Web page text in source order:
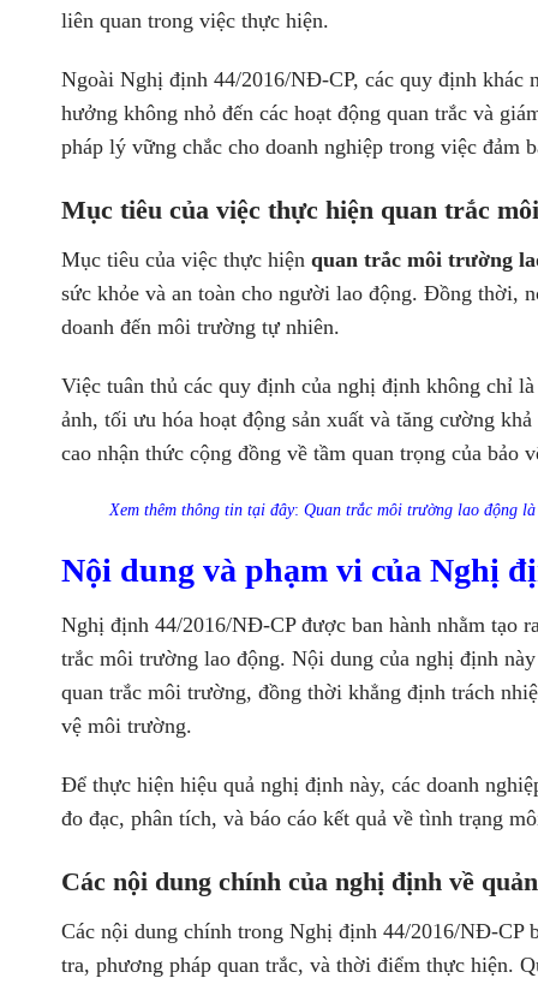
liên quan trong việc thực hiện.
Ngoài Nghị định 44/2016/NĐ-CP, các quy định khác
hưởng không nhỏ đến các hoạt động quan trắc và
pháp lý vững chắc cho doanh nghiệp trong việc đảm
Mục tiêu của việc thực hiện quan trắc
Mục tiêu của việc thực hiện quan trắc môi trường
sức khỏe và an toàn cho người lao động. Đồng thời,
doanh đến môi trường tự nhiên.
Việc tuân thủ các quy định của nghị định không chỉ
ảnh, tối ưu hóa hoạt động sản xuất và tăng cường
cao nhận thức cộng đồng về tầm quan trọng của bảo
Xem thêm thông tin tại đây: Quan trắc môi trường lao động
Nội dung và phạm vi của Nghị
Nghị định 44/2016/NĐ-CP được ban hành nhằm tạo
trắc môi trường lao động. Nội dung của nghị định
quan trắc môi trường, đồng thời khẳng định trách
vệ môi trường.
Để thực hiện hiệu quả nghị định này, các doanh
đo đạc, phân tích, và báo cáo kết quả về tình trạng
Các nội dung chính của nghị định về
Các nội dung chính trong Nghị định 44/2016/NĐ-CP
tra, phương pháp quan trắc, và thời điểm thực hiện.